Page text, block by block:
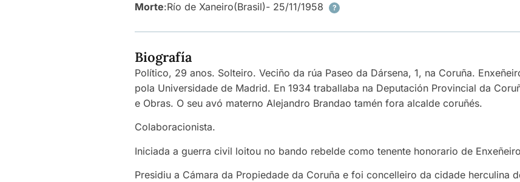
Morte:Río de Xaneiro(Brasil)- 25/11/1958 ?
Biografía
Político, 29 anos. Solteiro. Veciño da rúa Paseo da Dársena, 1, na Coruña.
pola Universidade de Madrid. En 1934 traballaba na Deputación Provincial da
e Obras. O seu avó materno Alejandro Brandao tamén fora alcalde coruñés.
Colaboracionista.
Iniciada a guerra civil loitou no bando rebelde como tenente honorario de
Presidiu a Cámara da Propiedade da Coruña e foi concelleiro da cidade herculina